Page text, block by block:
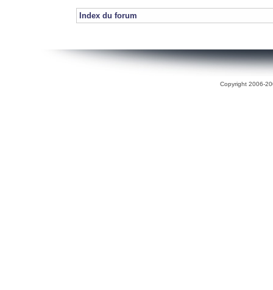
Index du forum
Copyright 2006-